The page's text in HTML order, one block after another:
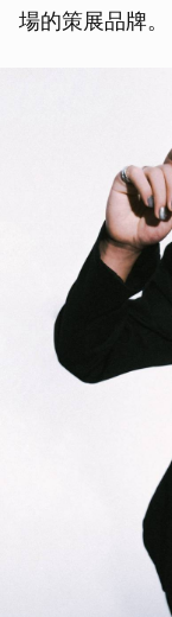
場的策展品牌。